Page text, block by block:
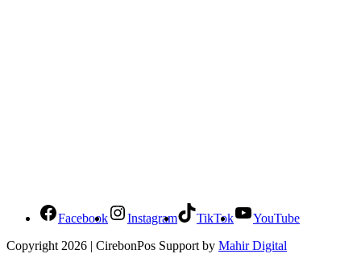
Facebook Instagram TikTok
YouTube
Copyright 2026 | CirebonPos Support by Mahir Digital